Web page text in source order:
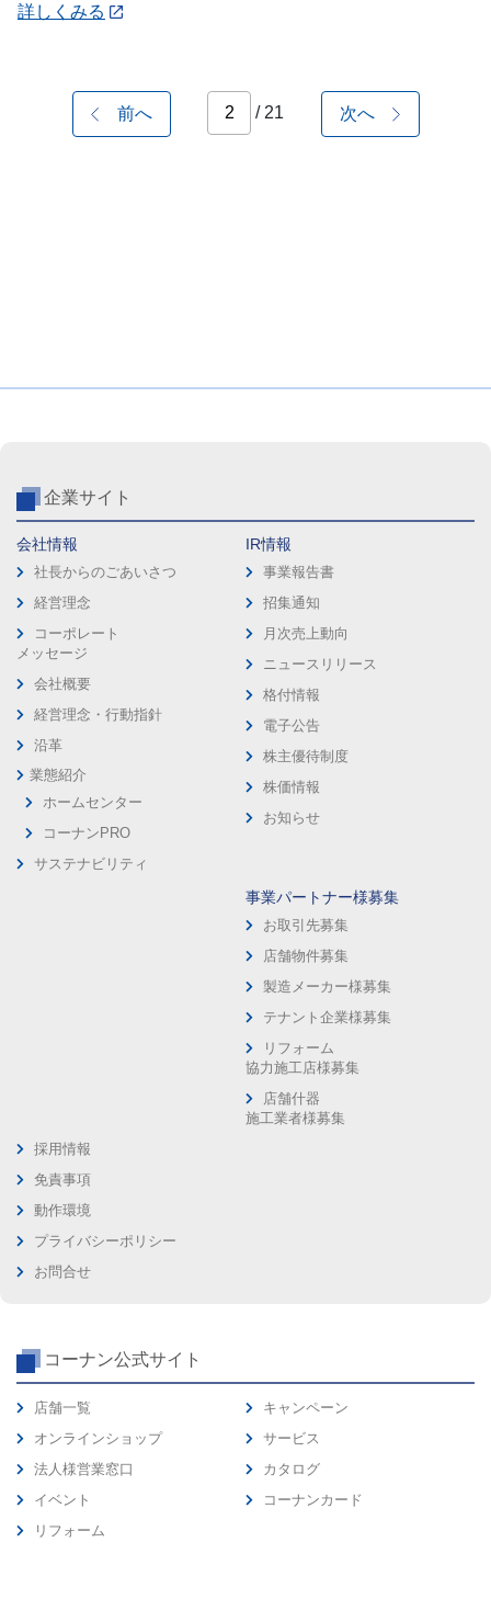
詳しくみる
前へ / 21 次へ
企業サイト
会社情報
社長からのごあいさつ
経営理念
コーポレート
メッセージ
会社概要
経営理念・行動指針
沿革
業態紹介
ホームセンター
コーナンPRO
サステナビリティ
IR情報
事業報告書
招集通知
月次売上動向
ニュースリリース
格付情報
電子公告
株主優待制度
株価情報
お知らせ
事業パートナー様募集
お取引先募集
店舗物件募集
製造メーカー様募集
テナント企業様募集
リフォーム
協力施工店様募集
店舗什器
施工業者様募集
採用情報
免責事項
動作環境
プライバシーポリシー
お問合せ
コーナン公式サイト
店舗一覧
オンラインショップ
法人様営業窓口
イベント
リフォーム
キャンペーン
サービス
カタログ
コーナンカード